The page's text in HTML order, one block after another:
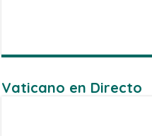
Vaticano en Directo